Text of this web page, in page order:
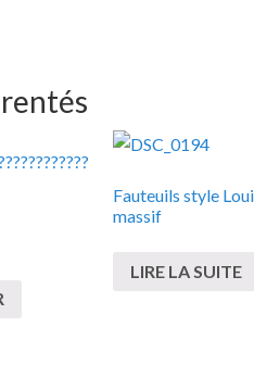
Fauteuils style
massif
LIRE LA SUITE